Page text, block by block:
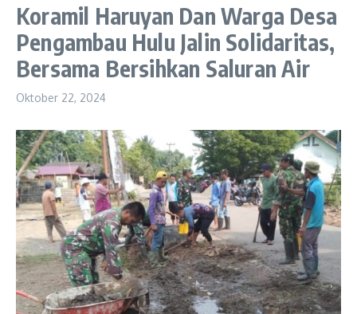
Koramil Haruyan Dan Warga Desa
Pengambau Hulu Jalin Solidaritas,
Bersama Bersihkan Saluran Air
Oktober 22, 2024